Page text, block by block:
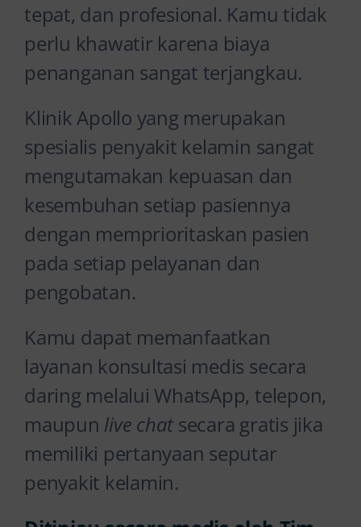
tepat, dan profesional. Kamu tidak
perlu khawatir karena biaya
penanganan sangat terjangkau.
Klinik Apollo yang merupakan
spesialis penyakit kelamin sangat
mengutamakan kepuasan dan
kesembuhan setiap pasiennya
dengan memprioritaskan pasien
pada setiap pelayanan dan
pengobatan.
Kamu dapat memanfaatkan
layanan konsultasi medis secara
daring melalui WhatsApp, telepon,
maupun live chatsecara gratis jika
memiliki pertanyaan seputar
penyakit kelamin.